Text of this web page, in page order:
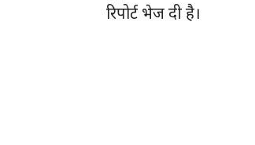
रिपोर्ट भेज दी है।